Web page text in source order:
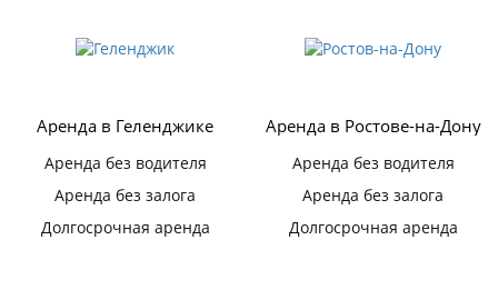
Аренда в Геленджике
Аренда без водителя
Аренда без залога
Долгосрочная аренда
Аренда в Ростове-на-Дону
Аренда без водителя
Аренда без залога
Долгосрочная аренда